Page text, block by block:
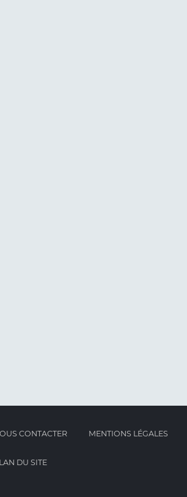
CONTACTER MENTIONS LÉGALES
DU SITE